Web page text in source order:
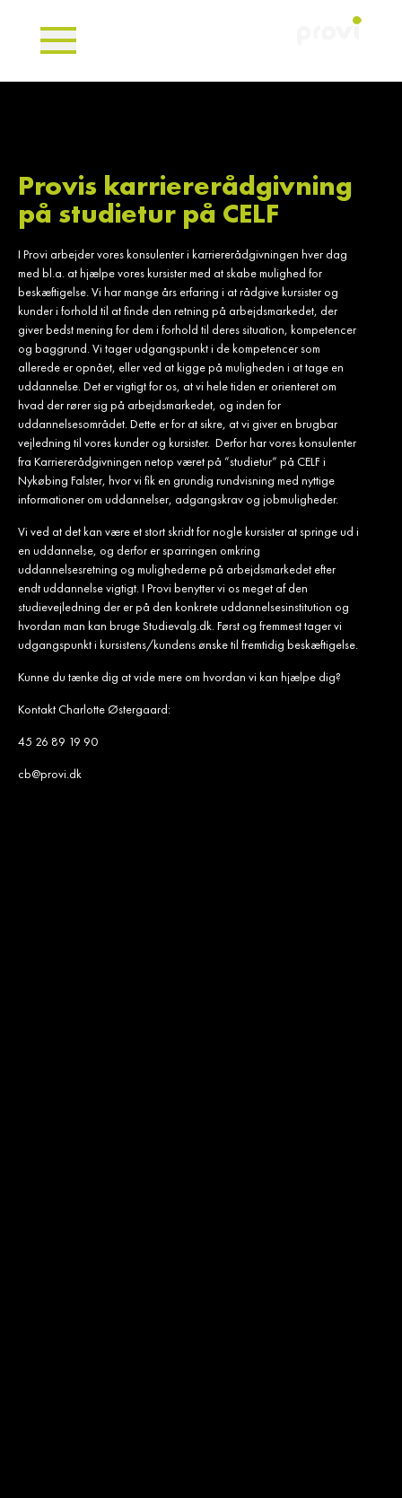
Provis karriererådgivning
på studietur på CELF
I Provi arbejder vores konsulenter i karriererådgivningen hver dag
med bl.a. at hjælpe vores kursister med at skabe mulighed for
beskæftigelse. Vi har mange års erfaring i at rådgive kursister og
kunder i forhold til at finde den retning på arbejdsmarkedet, der
giver bedst mening for dem i forhold til deres situation, kompetencer
og baggrund. Vi tager udgangspunkt i de kompetencer som
allerede er opnået, eller ved at kigge på muligheden i at tage en
uddannelse. Det er vigtigt for os, at vi hele tiden er orienteret om
hvad der rører sig på arbejdsmarkedet, og inden for
uddannelsesområdet. Dette er for at sikre, at vi giver en brugbar
vejledning til vores kunder og kursister. Derfor har vores konsulenter
fra Karriererådgivningen netop været på ”studietur” på CELF i
Nykøbing Falster, hvor vi fik en grundig rundvisning med nyttige
informationer om uddannelser, adgangskrav og jobmuligheder.
Vi ved at det kan være et stort skridt for nogle kursister at springe ud i
en uddannelse, og derfor er sparringen omkring
uddannelsesretning og mulighederne på arbejdsmarkedet efter
endt uddannelse vigtigt. I Provi benytter vi os meget af den
studievejledning der er på den konkrete uddannelsesinstitution og
hvordan man kan bruge Studievalg.dk. Først og fremmest tager vi
udgangspunkt i kursistens/kundens ønske til fremtidig beskæftigelse.
Kunne du tænke dig at vide mere om hvordan vi kan hjælpe dig?
Kontakt Charlotte Østergaard:
45 26 89 19 90
cb@provi.dk